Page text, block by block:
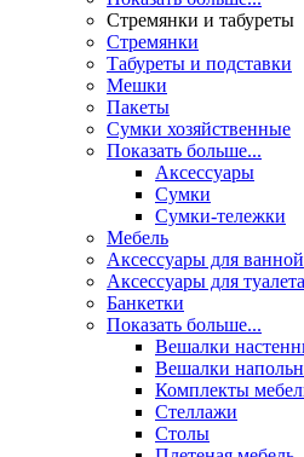
Стремянки и табуреты
Стремянки
Табуреты и подставки
Мешки
Пакеты
Сумки хозяйственные
Показать больше...
Аксессуары
Сумки
Сумки-тележки
Мебель
Аксессуары для ванной
Аксессуары для туалета
Банкетки
Показать больше...
Вешалки
Вешалки
Комплекты
Стеллажи
Столы